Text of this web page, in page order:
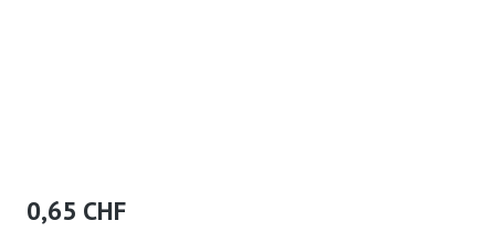
Regulärer Preis:
0,65 CHF